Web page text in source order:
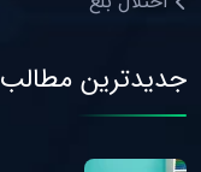
جدیدترین مطالب